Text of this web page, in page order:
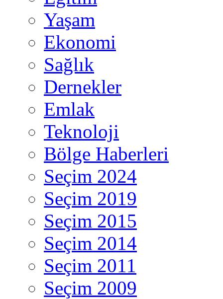
Yaşam
Ekonomi
Sağlık
Dernekler
Emlak
Teknoloji
Bölge Haberleri
Seçim 2024
Seçim 2019
Seçim 2015
Seçim 2014
Seçim 2011
Seçim 2009